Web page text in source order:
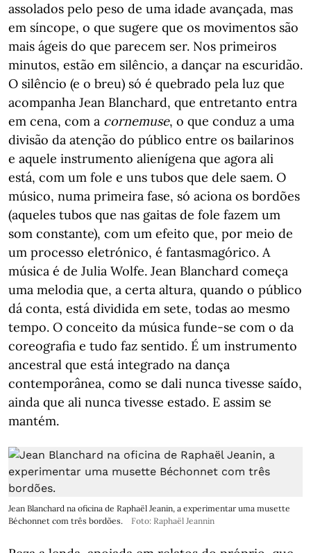
assolados pelo peso de uma idade avançada, mas
em síncope, o que sugere que os movimentos são
mais ágeis do que parecem ser. Nos primeiros
minutos, estão em silêncio, a dançar na escuridão.
O silêncio (e o breu) só é quebrado pela luz que
acompanha Jean Blanchard, que entretanto entra
em cena, com a cornemuse, o que conduz a uma
divisão da atenção do público entre os bailarinos
e aquele instrumento alienígena que agora ali
está, com um fole e uns tubos que dele saem. O
músico, numa primeira fase, só aciona os bordões
(aqueles tubos que nas gaitas de fole fazem um
som constante), com um efeito que, por meio de
um processo eletrónico, é fantasmagórico. A
música é de Julia Wolfe. Jean Blanchard começa
uma melodia que, a certa altura, quando o público
dá conta, está dividida em sete, todas ao mesmo
tempo. O conceito da música funde-se com o da
coreografia e tudo faz sentido. É um instrumento
ancestral que está integrado na dança
contemporânea, como se dali nunca tivesse saído,
ainda que ali nunca tivesse estado. E assim se
mantém.
Jean Blanchard na oficina de Raphaël Jeanin, a experimentar uma musette
Béchonnet com três bordões.
Foto: Raphaël Jeannin